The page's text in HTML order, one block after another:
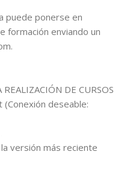
puede ponerse en
formación enviando un
DE CURSOS
deseable:
versión más reciente